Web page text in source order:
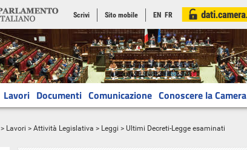
Scrivi Sito mobile EN FR
Lavori Documenti Comunicazione Conoscere la Camera
> Lavori > Attività Legislativa > Leggi > Ultimi Decreti-Legge esaminati